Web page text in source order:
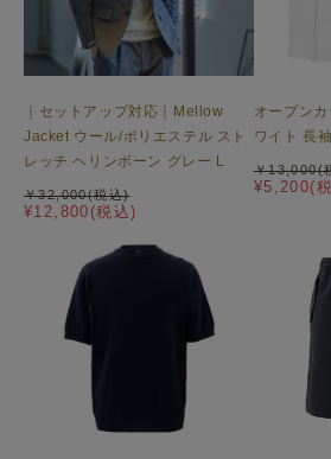
｜セットアップ対応｜Mellow
Jacket ウール/ポリエステル スト
レッチ ヘリンボーン グレー L
¥12,800(税込)
￥32,000(税込)
オープン
ワイト 長
¥5,200(
￥13,000(